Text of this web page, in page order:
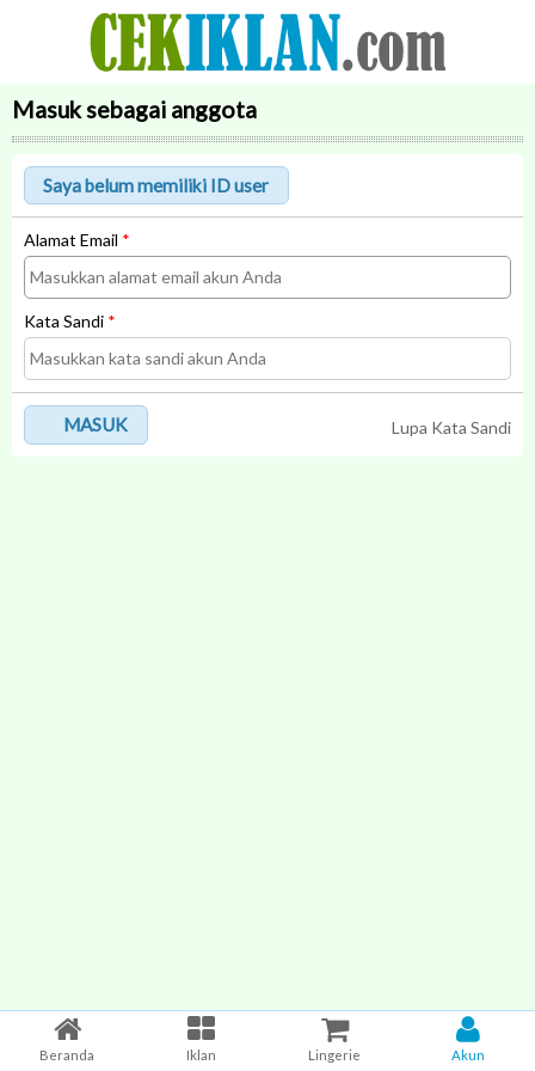
Masuk sebagai anggota
Alamat Email *
Kata Sandi *
Lupa Kata Sandi
MASUK
Beranda Iklan Lingerie Akun